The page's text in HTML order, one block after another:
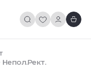
Непол.Рект.